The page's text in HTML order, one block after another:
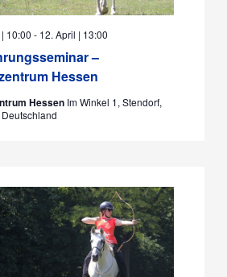
–
Hessen
10:00 - 12. April | 13:00
Hessen Im Winkel 1, Stendorf,